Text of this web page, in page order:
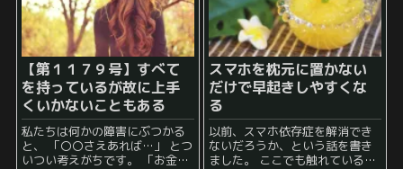
【第１１７９号】すべて
を持っているが故に上手
くいかないこともある
私たちは何かの障害にぶつかる
と、 「〇〇さえあれば…」 とつ
いつい考えがちです。 「お金持
スマホを枕元に置かない
だけで早起きしやすくな
る
以前、スマホ依存症を解消でき
ないだろうか、という話を書き
ました。 ここでも触れていると